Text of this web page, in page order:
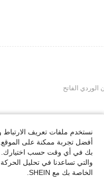
الفاتح
الوردي الفاتح
نستخدم ملفات تعريف الارتباط
أفضل تجربة ممكنة على
بك في أي وقت حسب اختيارك. من
والتي تساعدنا في تحليل
الخاصة بك مع SHEIN.